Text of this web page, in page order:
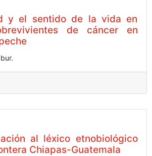
y el sentido de la vida en
de cáncer en
al léxico etnobiológico
Chiapas-Guatemala